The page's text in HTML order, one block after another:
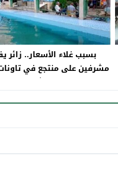
بسبب غلاء الأسعار.. زائر
مشرفين على منتجع في
مؤثرة!